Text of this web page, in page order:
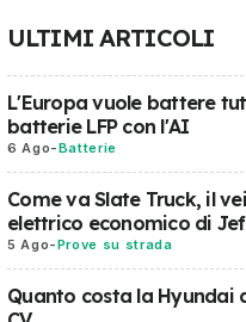
ULTIMI ARTICOLI
L'Europa vuole battere
batterie LFP con l'AI
6 Ago-Batterie
Come va Slate Truck, il
elettrico economico di
5 Ago-Prove su strada
Quanto costa la Hyundai